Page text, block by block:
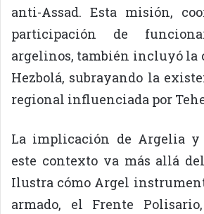
anti-Assad. Esta misión,
participación de
argelinos, también incluyó la
Hezbolá, subrayando la
regional influenciada por
La implicación de Argelia
este contexto va más allá
Ilustra cómo Argel
armado, el Frente